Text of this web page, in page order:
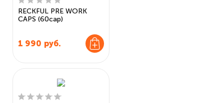
RECKFUL PRE WORK
CAPS (60cap)
1 990 руб.